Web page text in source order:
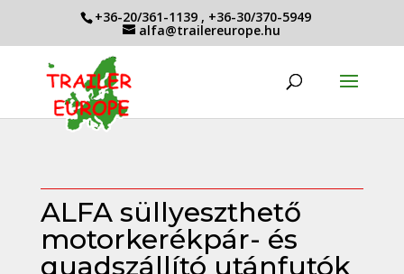
+36-20/361-1139 , +36-30/370-5949
alfa@trailereurope.hu
ALFA süllyeszthető
motorkerékpár- és
quadszállító utánfutók